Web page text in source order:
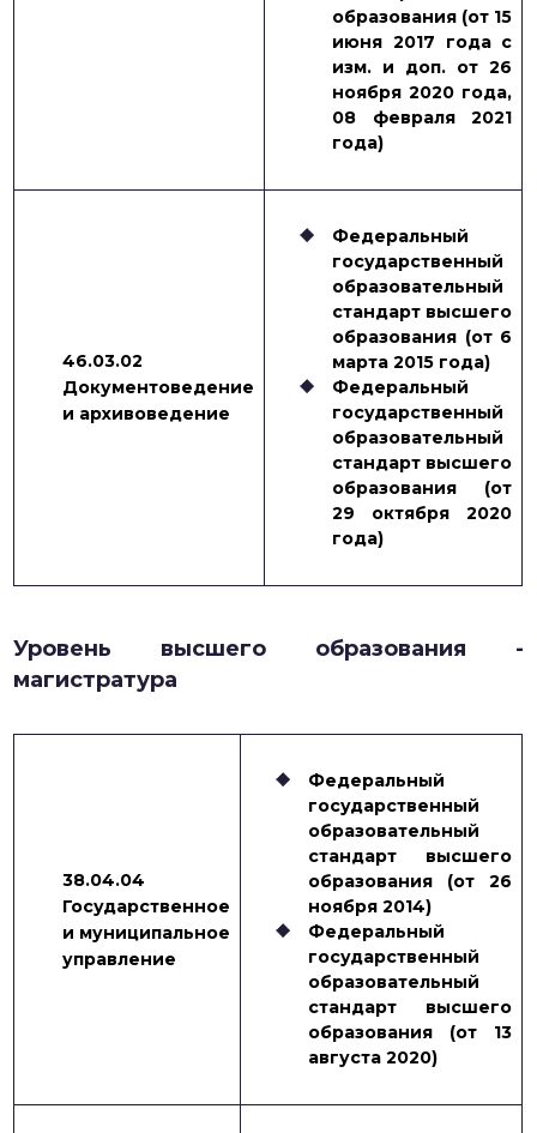
образования (от 15
июня 2017 года с
изм. и доп. от 26
ноября 2020 года,
08 февраля 2021
года)
46.03.02
Документоведение
и архивоведение
Федеральный
государственный
образовательный
стандарт высшего
образования (от 6
марта 2015 года)
Федеральный
государственный
образовательный
стандарт высшего
образования (от
29 октября 2020
года)
Уровень высшего образования -
магистратура
38.04.04
Государственное
и муниципальное
управление
Федеральный
государственный
образовательный
стандарт высшего
образования (от 26
ноября 2014)
Федеральный
государственный
образовательный
стандарт высшего
образования (от 13
августа 2020)